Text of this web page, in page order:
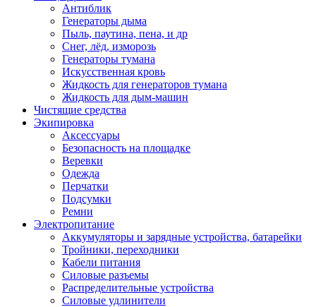
Антиблик
Генераторы дыма
Пыль, паутина, пена, и др
Снег, лёд, изморозь
Генераторы тумана
Искусственная кровь
Жидкость для генераторов тумана
Жидкость для дым-машин
Чистящие средства
Экипировка
Аксессуары
Безопасность на площадке
Веревки
Одежда
Перчатки
Подсумки
Ремни
Электропитание
Аккумуляторы и зарядные устройства, батарейки
Тройники, переходники
Кабели питания
Силовые разъемы
Распределительные устройства
Силовые удлинители